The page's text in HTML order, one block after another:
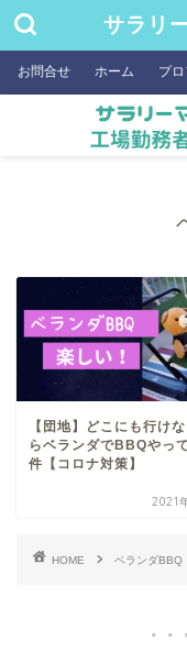
サラリ
お問合せ ホーム プ
【団地】どこにも行け
らベランダでBBQやっ
件【コロナ対策】
2021
HOME ベランダBBQ